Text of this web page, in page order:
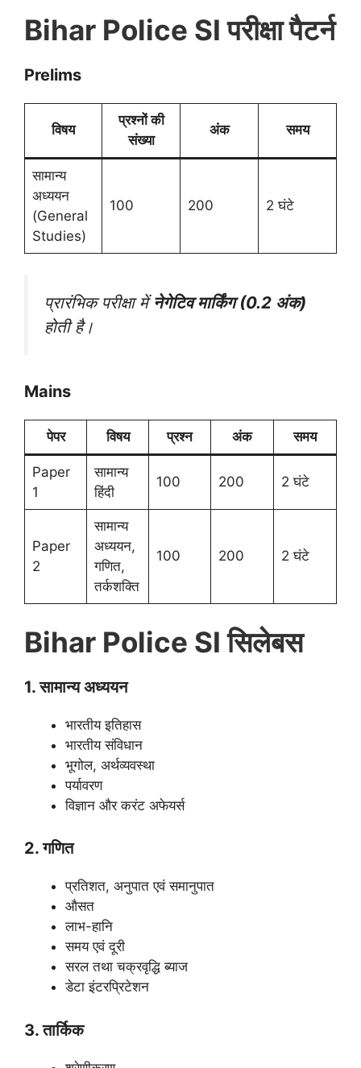
Bihar Police SI परीक्षा पैटर्न
Prelims
विषय
प्रश्नों की
संख्या
अंक समय
सामान्य
अध्ययन
(General
Studies)
100 200 2 घंटे
प्रारंभिक परीक्षा मेंनेगेटिव मार्किंग (0.2 अंक)
होती है।
Mains
पेपर विषय प्रश्न अंक समय
Paper
1
सामान्य
हिंदी
100 200 2 घंटे
Paper
2
सामान्य
अध्ययन,
गणित,
तर्कशक्ति
100 200 2 घंटे
Bihar Police SI सिलेबस
1. सामान्य अध्ययन
भारतीय इतिहास
भारतीय संविधान
भूगोल, अर्थव्यवस्था
पर्यावरण
विज्ञान और करंट अफेयर्स
2. गणित
प्रतिशत, अनुपात एवं समानुपात
औसत
लाभ-हानि
समय एवं दूरी
सरल तथा चक्रवृद्धि ब्याज
डेटा इंटरप्रिटेशन
3. तार्किक